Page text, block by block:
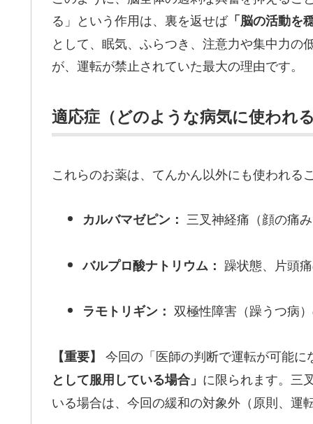
る」という作用は、裏を返せば「脳の活動を
として、眠気、ふらつき、注意力や集中力
が、運転が禁止されていた最大の理由です。
適応症（どのような病気に使われる
これらのお薬は、てんかん以外にも使われる
カルバマゼピン： 三叉神経痛（顔の痛み
バルプロ酸ナトリウム： 躁状態、片頭
ラモトリギン： 双極性障害（躁うつ病
【重要】 今回の「医師の判断で運転が可能
として服用している場合」 に限られます。三
いる場合は、今回の緩和の対象外（原則、運